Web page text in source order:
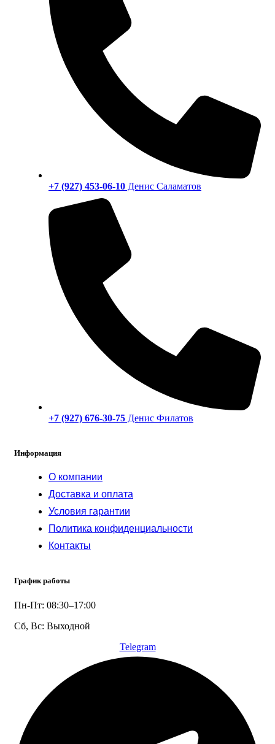
+7 (927) 453-06-10 Денис Саламатов
+7 (927) 676-30-75 Денис Филатов
Информация
О компании
Доставка и оплата
Условия гарантии
Политика конфиденциальности
Контакты
График работы
Пн-Пт: 08:30–17:00
Сб, Вс: Выходной
Telegram